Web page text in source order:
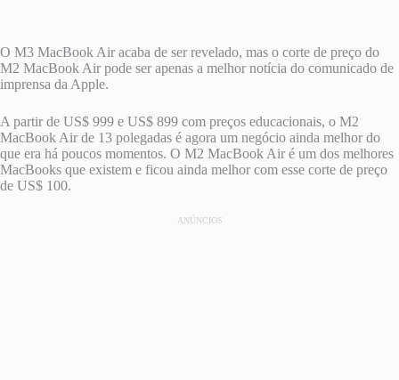
O M3 MacBook Air acaba de ser revelado, mas o corte de preço do
M2 MacBook Air pode ser apenas a melhor notícia do comunicado de
imprensa da Apple.
A partir de US$ 999 e US$ 899 com preços educacionais, o M2
MacBook Air de 13 polegadas é agora um negócio ainda melhor do
que era há poucos momentos. O M2 MacBook Air é um dos melhores
MacBooks que existem e ficou ainda melhor com esse corte de preço
de US$ 100.
ANÚNCIOS